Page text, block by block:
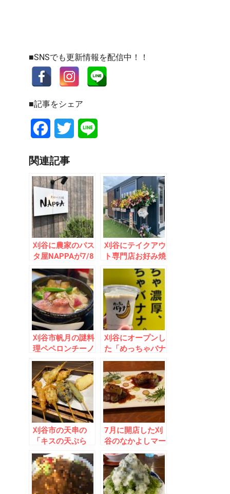
■SNSでも更新情報を配信中！！
■記事をシェア
FacebookTwitter
関連記事
刈谷に農家のパス
タ屋NAPPAが7/8
オープン！美野菜
とおばあちゃんの
ティラミスが絶
品！
刈谷にテイクアウ
ト専門店お好み焼
きがっきーが7／
4オープン！独特
の「まろやかさ」
が虜！
刈谷市帆月の謎料
理ペペロンチーノ
チャーシューチャ
ーシューチャーシ
ューヌードルと
は！？
刈谷にオープンし
た「めっちゃバナ
ナ」に大行列！濃
厚で美味！チンチ
ロ割引システムが
面白い！
刈谷市の天串の
「キスの天ぷら
串」は食感がまさ
に魚でなはく肉だ
った！旨味満点！
7月に開店した刈
谷のなかよしマー
ケットは「オーナ
ーがいるとき限定
メニュー」が存在
した！